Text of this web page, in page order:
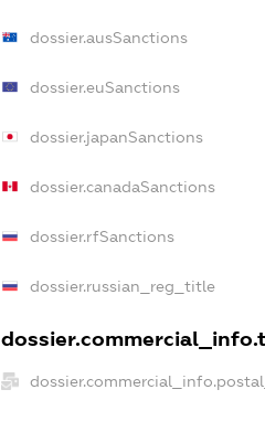
dossier.ausSanctions
dossier.euSanctions
dossier.japanSanctions
dossier.canadaSanctions
dossier.rfSanctions
dossier.russian_reg_title